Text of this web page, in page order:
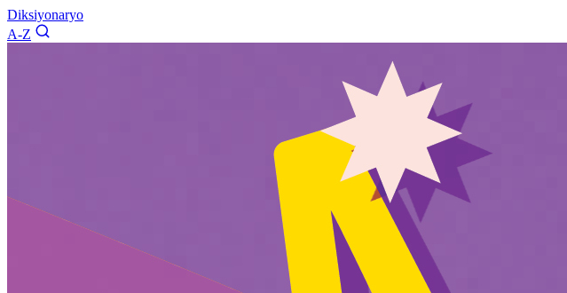
Diksiyonaryo
A-Z